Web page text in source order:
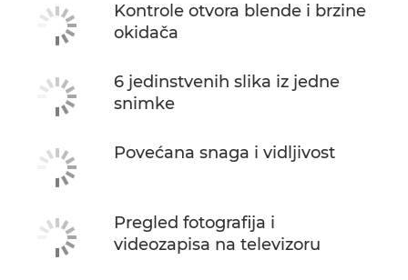
Kontrole otvora blende i brzine
okidača
6 jedinstvenih slika iz jedne
snimke
Povećana snaga i vidljivost
Pregled fotografija i
videozapisa na televizoru